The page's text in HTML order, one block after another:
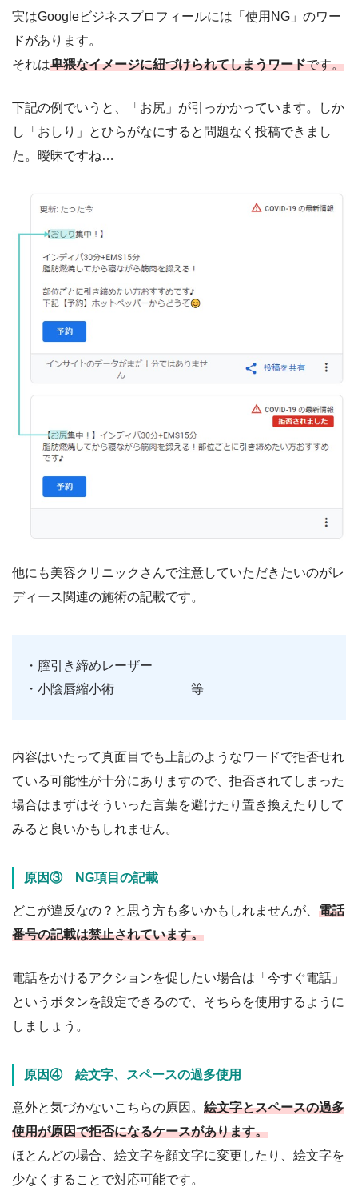
実はGoogleビジネスプロフィールには「使用NG」のワー
ドがあります。
それは卑猥なイメージに紐づけられてしまうワードです。
下記の例でいうと、「お尻」が引っかかっています。しか
し「おしり」とひらがなにすると問題なく投稿できまし
た。曖昧ですね…
他にも美容クリニックさんで注意していただきたいのがレ
ディース関連の施術の記載です。
・膣引き締めレーザー
・小陰唇縮小術 等
内容はいたって真面目でも上記のようなワードで拒否せれ
ている可能性が十分にありますので、拒否されてしまった
場合はまずはそういった言葉を避けたり置き換えたりして
みると良いかもしれません。
原因③ NG項目の記載
どこが違反なの？と思う方も多いかもしれませんが、 電話
番号の記載は禁止されています。
電話をかけるアクションを促したい場合は「今すぐ電話」
というボタンを設定できるので、そちらを使用するように
しましょう。
原因④ 絵文字、スペースの過多使用
意外と気づかないこちらの原因。 絵文字とスペースの過多
使用が原因で拒否になるケースがあります。
ほとんどの場合、絵文字を顔文字に変更したり、絵文字を
少なくすることで対応可能です。